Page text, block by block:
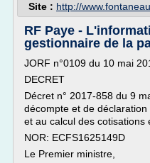
Site : http://
RF Paye -
gestionnaire de la
JORF n°0109 du 10 mai
DECRET
Décret n° 2017-858 du 9
décompte et de
et au calcul des cotisations
NOR: ECFS1625149D
Le Premier ministre,